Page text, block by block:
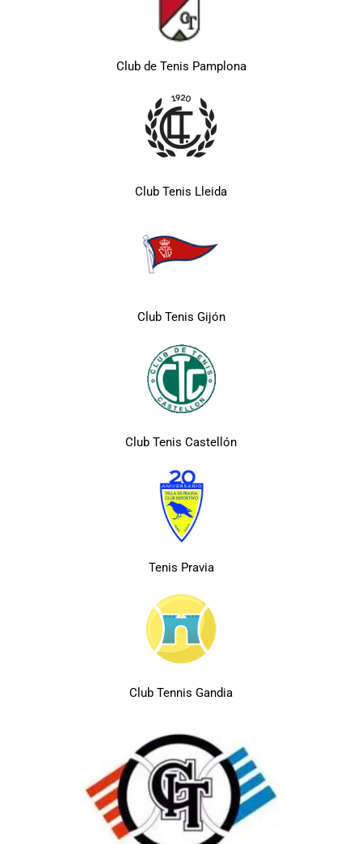
Club de Tenis Pamplona
Club Tenis Lleida
Club Tenis Gijón
Club Tenis Castellón
Tenis Pravia
Club Tennis Gandia